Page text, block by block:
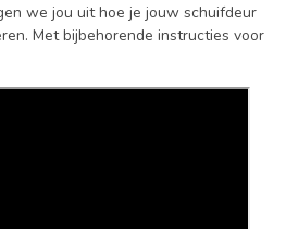
we jou uit hoe je jouw schuifdeur
Met bijbehorende instructies voor